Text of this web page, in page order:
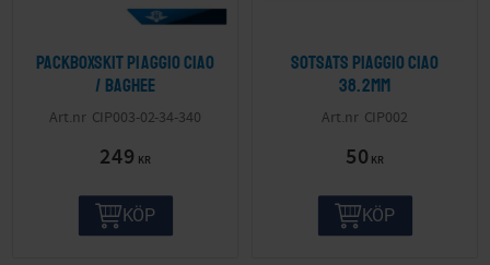
Packboxskit Piaggio Ciao
/ Baghee
CIP003-02-34-340
249 KR
KÖP
Sotsats Piaggio Ciao
38.2mm
CIP002
50 KR
KÖP